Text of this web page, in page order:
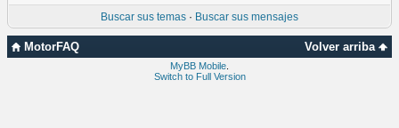
Buscar sus temas · Buscar sus mensajes
Volver arriba
MotorFAQ
MyBB Mobile
Switch to Full Version